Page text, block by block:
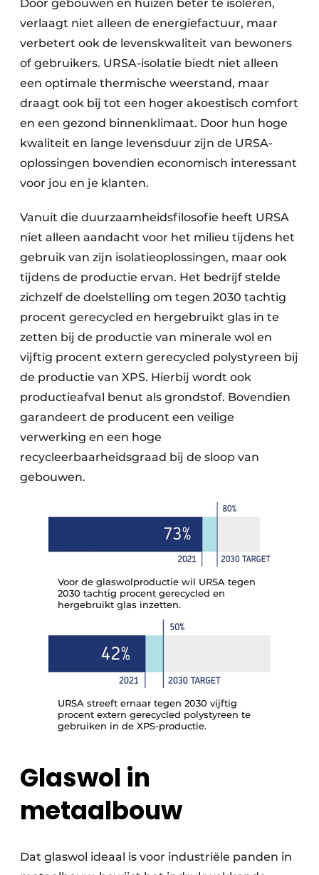
Door gebouwen en huizen beter te isoleren,
verlaagt niet alleen de energiefactuur, maar
verbetert ook de levenskwaliteit van bewoners
of gebruikers. URSA-isolatie biedt niet alleen
een optimale thermische weerstand, maar
draagt ook bij tot een hoger akoestisch comfort
en een gezond binnenklimaat. Door hun hoge
kwaliteit en lange levensduur zijn de URSA-
oplossingen bovendien economisch interessant
voor jou en je klanten.
Vanuit die duurzaamheidsfilosofie heeft URSA
niet alleen aandacht voor het milieu tijdens het
gebruik van zijn isolatieoplossingen, maar ook
tijdens de productie ervan. Het bedrijf stelde
zichzelf de doelstelling om tegen 2030 tachtig
procent gerecycled en hergebruikt glas in te
zetten bij de productie van minerale wol en
vijftig procent extern gerecycled polystyreen bij
de productie van XPS. Hierbij wordt ook
productieafval benut als grondstof. Bovendien
garandeert de producent een veilige
verwerking en een hoge
recycleerbaarheidsgraad bij de sloop van
gebouwen.
Voor de glaswolproductie wil URSA tegen
2030 tachtig procent gerecycled en
hergebruikt glas inzetten.
URSA streeft ernaar tegen 2030 vijftig
procent extern gerecycled polystyreen te
gebruiken in de XPS-productie.
Glaswol in
metaalbouw
Dat glaswol ideaal is voor industriële panden in